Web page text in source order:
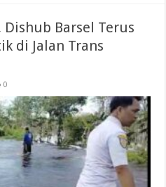
Barsel Terus
di Jalan Trans
0